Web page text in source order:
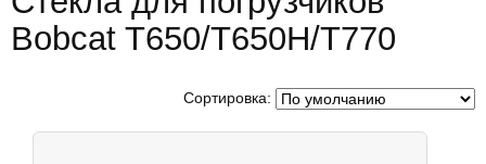
Bobcat T650/T650H/T770
Сортировка: